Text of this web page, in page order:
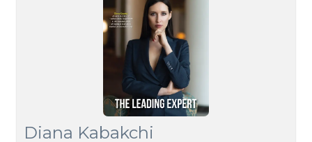
Diana Kabakchi